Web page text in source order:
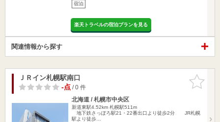
宿泊
楽天トラベルの宿泊プランを見る
関連情報から探す
お気に入
りに追加
ＪＲイン札幌駅南口
-点/ 0 件
北海道 / 札幌市中央区
新道東駅4.52km 札幌駅511m
地下鉄さっぽろ駅21・22番出口より徒歩2分 JR札幌
駅より徒歩…